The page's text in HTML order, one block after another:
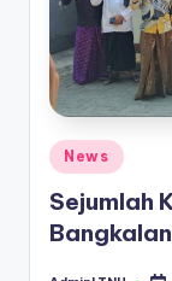
Posted
in
News
Sejumlah